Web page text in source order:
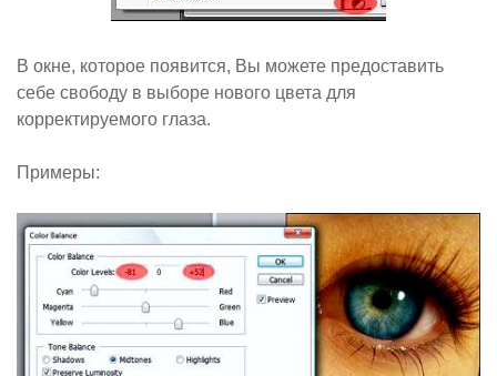
В окне, которое появится, Вы можете предоставить
себе свободу в выборе нового цвета для
корректируемого глаза.
Примеры: